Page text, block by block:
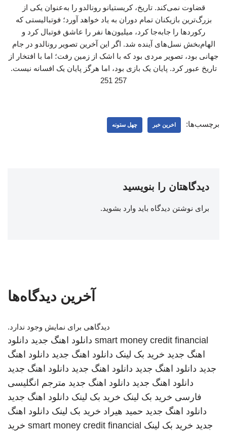
قضاوت نمی‌کند. تاریخ، کریستیانو رونالدو را به‌عنوان یکی از
بزرگ‌ترین بازیکنان تمام دوران به یاد خواهد آورد؛ فوتبالیستی که
رکوردها را جابه‌جا کرد، میلیون‌ها نفر را عاشق فوتبال کرد و
الهام‌بخش نسل‌های آینده شد. اگر این آخرین تصویر رونالدو در جام
جهانی بود، تصویر مردی بود که با اشک از زمین رفت؛ اما با افتخار از
تاریخ عبور کرد. پایان یک بازی بود، اما هرگز پایان یک افسانه نیست.
257 251
برچسب‌ها: اخرین خبر چهل ستونه
دیدگاهتان را بنویسید
برای نوشتن دیدگاه باید وارد بشوید.
آخرین دیدگاه‌ها
دیدگاهی برای نمایش وجود ندارد.
smart money credit financial دانلود اهنگ جدید دانلود
اهنگ جدید خرید بک لینک دانلود اهنگ جدید دانلود اهنگ
جدید دانلود اهنگ جدید دانلود اهنگ جدید دانلود اهنگ جدید
دانلود اهنگ جدید دانلود اهنگ جدید مترجم انگلیسی
فارسی خرید بک لینک خرید بک لینک دانلود اهنگ جدید
دانلود اهنگ جدید حمید هیراد خرید بک لینک دانلود اهنگ
جدید خرید بک لینک smart money credit financial خرید